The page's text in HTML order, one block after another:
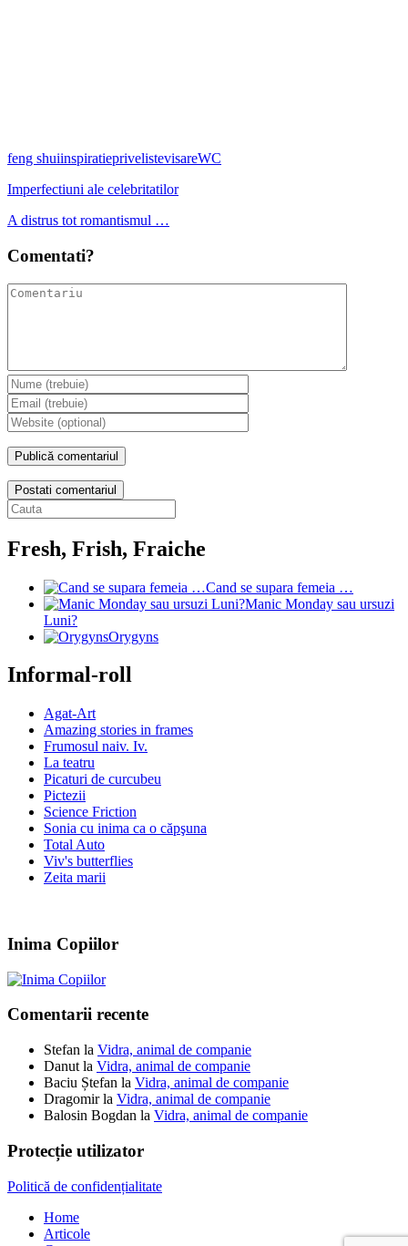
feng shuiinspiratieprivelistevisareWC
Imperfectiuni ale celebritatilor
A distrus tot romantismul …
Comentati?
Postati comentariul
Fresh, Frish, Fraiche
Cand se supara femeia …
Manic Monday sau ursuzi
Luni?
Orygyns
Informal-roll
Agat-Art
Amazing stories in frames
Frumosul naiv. Iv.
La teatru
Picaturi de curcubeu
Pictezii
Science Friction
Sonia cu inima ca o căpşuna
Total Auto
Viv's butterflies
Zeita marii
Inima Copiilor
Comentarii recente
Stefan la Vidra, animal de companie
Danut la Vidra, animal de companie
Baciu Ștefan la Vidra, animal de companie
Dragomirla Vidra, animal de companie
Balosin Bogdan la Vidra, animal de companie
Protecție utilizator
Politică de confidențialitate
Home
Articole